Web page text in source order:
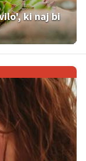
ki naj bi